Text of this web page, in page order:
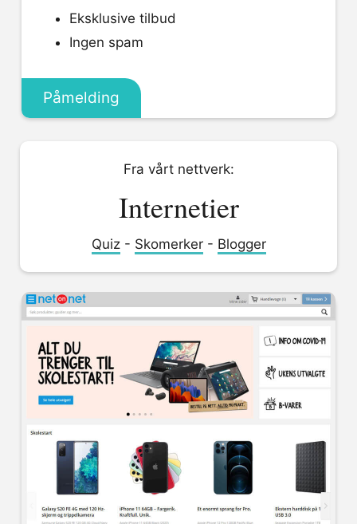
Eksklusive tilbud
Ingen spam
Påmelding
Fra vårt nettverk:
Internetier
Quiz- Skomerker- Blogger